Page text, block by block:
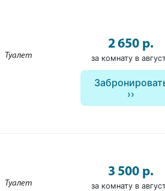
Туалет
2 650 р.
за комнату в
Туалет
3 500 р.
за комнату в